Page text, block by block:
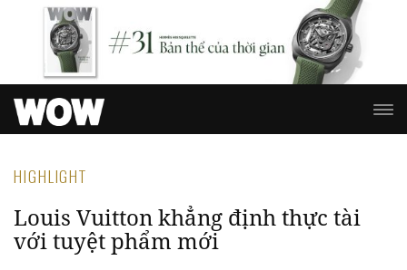
HIGHLIGHT
Louis Vuitton khẳng định thực tài
với tuyệt phẩm mới